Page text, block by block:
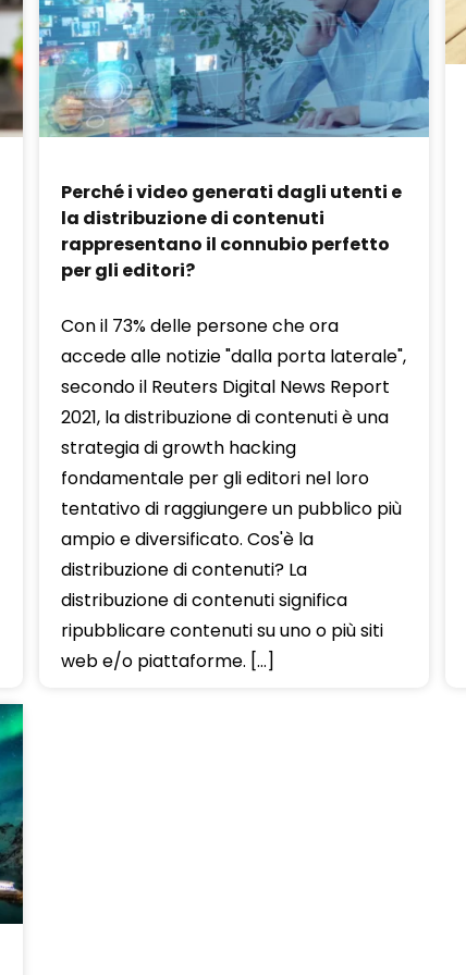
Perché i video generati dagli utenti e
la distribuzione di contenuti
rappresentano il connubio perfetto
per gli editori?
Con il 73% delle persone che ora
accede alle notizie "dalla porta laterale",
secondo il Reuters Digital News Report
2021, la distribuzione di contenuti è una
strategia di growth hacking
fondamentale per gli editori nel loro
tentativo di raggiungere un pubblico più
ampio e diversificato. Cos'è la
distribuzione di contenuti? La
distribuzione di contenuti significa
ripubblicare contenuti su uno o più siti
web e/o piattaforme. […]